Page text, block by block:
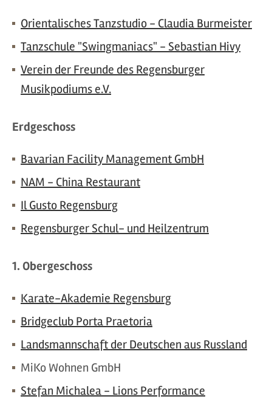
Orientalisches Tanzstudio - Claudia Burmeister
Tanzschule "Swingmaniacs" - Sebastian Hivy
Verein der Freunde des Regensburger
Musikpodiums e.V.
Erdgeschoss
Bavarian Facility Management GmbH
NAM - China Restaurant
Il Gusto Regensburg
Regensburger Schul- und Heilzentrum
1. Obergeschoss
Karate-Akademie Regensburg
Bridgeclub Porta Praetoria
Landsmannschaft der Deutschen aus Russland
MiKo Wohnen GmbH
Stefan Michalea - Lions Performance